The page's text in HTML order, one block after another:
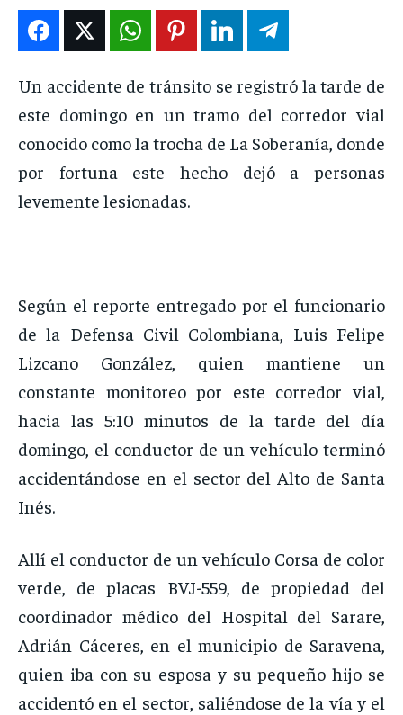
ENTRETENIMIENTO
NOSOTROS
PUATE CON NOSOTROS
ENTRETENIMIENTO
NOSOTROS
PUATE CON NOSOTROS
ENTRETENIMIENTO
NOSOTROS
PUATE CON NOSOTROS
ENTRETENIMIENTO
NOSOTROS
PUATE CON NOSOTROS
Un accidente de tránsito se registró la tarde de
este domingo en un tramo del corredor vial
conocido como la trocha de La Soberanía, donde
por fortuna este hecho dejó a personas
levemente lesionadas.
Según el reporte entregado por el funcionario
de la Defensa Civil Colombiana, Luis Felipe
Lizcano González, quien mantiene un
constante monitoreo por este corredor vial,
hacia las 5:10 minutos de la tarde del día
domingo, el conductor de un vehículo terminó
accidentándose en el sector del Alto de Santa
Inés.
Allí el conductor de un vehículo Corsa de color
verde, de placas BVJ-559, de propiedad del
coordinador médico del Hospital del Sarare,
Adrián Cáceres, en el municipio de Saravena,
quien iba con su esposa y su pequeño hijo se
accidentó en el sector, saliéndose de la vía y el